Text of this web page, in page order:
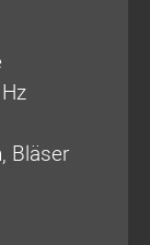
Bläser